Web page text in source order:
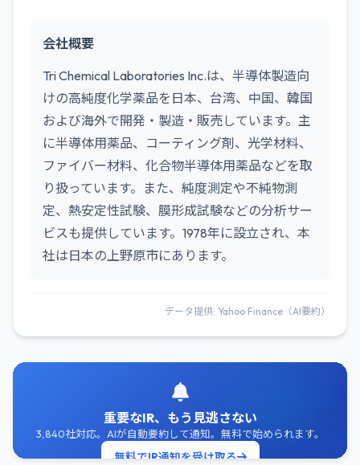
会社概要
Tri Chemical Laboratories Inc.は、半導体製造向
けの高純度化学薬品を日本、台湾、中国、韓国
および海外で開発・製造・販売しています。主
に半導体用薬品、コーティング剤、光学材料、
ファイバー材料、化合物半導体用薬品などを取
り扱っています。また、純度測定や不純物測
定、熱安定性試験、膜形成試験などの分析サー
ビスも提供しています。1978年に設立され、本
社は日本の上野原市にあります。
データ提供: Yahoo Finance（AI要約）
重要なIR、もう見逃さない
3,840社対応。AIが自動要約して通知。無料で始められます。
無料でIR通知を受け取る